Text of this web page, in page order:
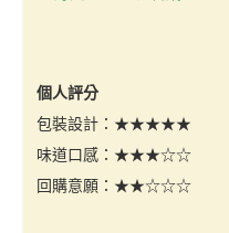
個人評分
包裝設計：★★★★★
味道口感：★★★☆☆
回購意願：★★☆☆☆